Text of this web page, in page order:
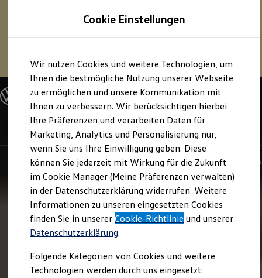
Hauptinhalt
springen
Footer
springen
Profitieren Sie von bis zu6.000 € 1
VolkswagenID. oder
Hybridmodelle.
Mehr zur E‑Auto-Förderung
ID. Cross
Highlights Details & Ausstattung Kauf, Leasing
Modelle und Konfigurator
Konfigurator
Modelle vergleichen
Konfiguration laden
Autosuche
Elektroautos
ENERGY Sondermodelle
Nutzfahrzeuge
SUV und CUV
Familienautos
Kombis
Kompaktwagen
Sportwagen
Schnell verfügbare Fahrzeuge
Angebote und Produkte
Aktuelle Angebote
E-Auto-Förderung
Volkswagen Marktplatz
Cookie Einstellungen
Wir nutzen Cookies und weitere Technologien, um
Ihnen die bestmögliche Nutzung unserer Webseite
zu ermöglichen und unsere Kommunikation mit
Ihnen zu verbessern. Wir berücksichtigen hierbei
Ihre Präferenzen und verarbeiten Daten für
Marketing, Analytics und Personalisierung nur,
wenn Sie uns Ihre Einwilligung geben. Diese
können Sie jederzeit mit Wirkung für die Zukunft
im Cookie Manager (Meine Präferenzen verwalten)
in der Datenschutzerklärung widerrufen. Weitere
Informationen zu unseren eingesetzten Cookies
finden Sie in unsererCookie-Richtlinie und unserer
Datenschutzerklärung.
Folgende Kategorien von Cookies und weitere
Technologien werden durch uns eingesetzt: